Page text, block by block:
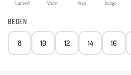
Lacivert Vizon Yeşil İndigo
BEDEN
8 10 12 14 16